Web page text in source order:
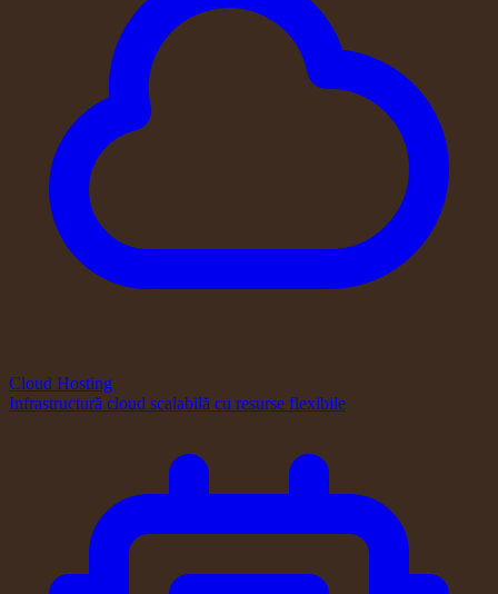
Cloud Hosting
Infrastructură cloud scalabilă cu resurse flexibile